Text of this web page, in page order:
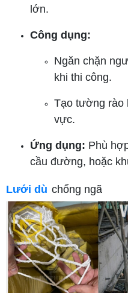
lớn.
Công dụng:
Ngăn chặn
khi thi công.
Tạo tường rào
vực.
Ứng dụng: Phù
cầu đường, hoặc
Lưới dù chống ngã